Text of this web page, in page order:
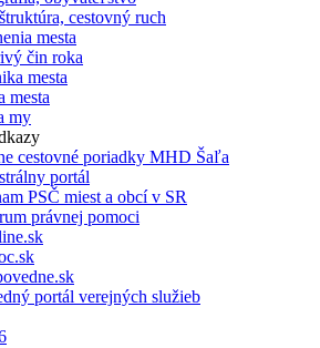
cestovný ruch
mesta
čin roka
mesta
mesta
my
cestovné poriadky MHD Šaľa
portál
PSČ miest a obcí v SR
právnej pomoci
portál verejných služieb